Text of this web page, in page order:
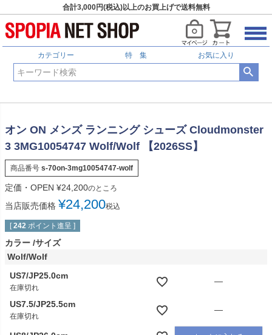
合計3,000円(税込)以上のお買上げで送料無料
カテゴリー 特 集 お気に入り
オン ON メンズ ランニング シューズ Cloudmonster
3 3MG10054747 Wolf/Wolf 【2026SS】
商品番号 s-70on-3mg10054747-wolf
定価・OPEN ¥24,200のところ
当店販売価格 ¥24,200税込
[ 242 ポイント進呈 ]
カラー サイズ
Wolf/Wolf
US7/JP25.0cm
在庫切れ
—
US7.5/JP25.5cm
在庫切れ
—